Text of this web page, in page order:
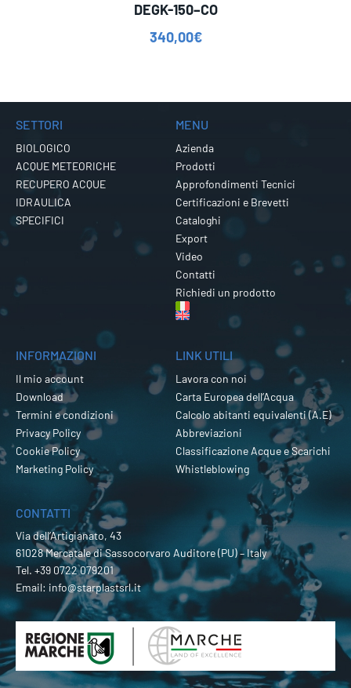
DEGK-150–CO
340,00€
SETTORI
BIOLOGICO
ACQUE METEORICHE
RECUPERO ACQUE
IDRAULICA
SPECIFICI
MENU
Azienda
Prodotti
Approfondimenti Tecnici
Certificazioni e Brevetti
Cataloghi
Export
Video
Contatti
Richiedi un prodotto
INFORMAZIONI
Il mio account
Download
Termini e condizioni
Privacy Policy
Cookie Policy
Marketing Policy
LINK UTILI
Lavora con noi
Carta Europea dell’Acqua
Calcolo abitanti equivalenti (A.E)
Abbreviazioni
Classificazione Acque e Scarichi
Whistleblowing
CONTATTI
Via dell’Artigianato, 43
61028 Mercatale di Sassocorvaro Auditore (PU) – Italy
Tel. +39 0722 079201
Email: info@starplastsrl.it